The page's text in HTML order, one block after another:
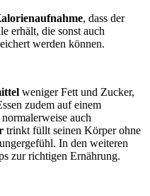
, dass der
erhält, die sonst auch
werden können.
weniger Fett und Zucker,
zudem auf einem
auch
trinkt füllt seinen Körper ohne
In den weiteren
zur richtigen Ernährung.